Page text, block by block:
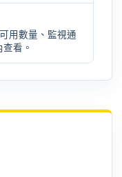
用數量、監視通
查看。